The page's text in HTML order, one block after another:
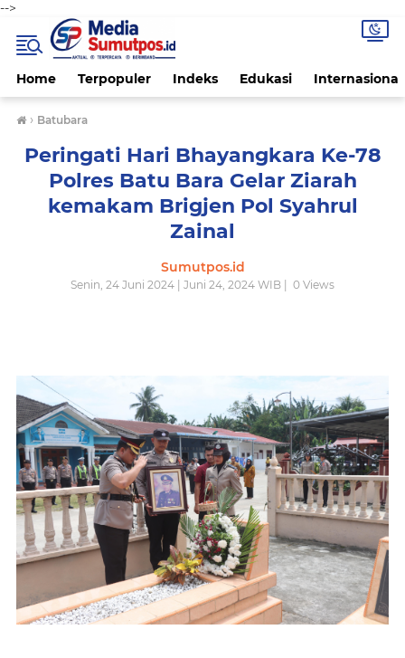
-->
Home Terpopuler Indeks Edukasi Internasional
› Batubara
Peringati Hari Bhayangkara Ke-78
Polres Batu Bara Gelar Ziarah
kemakam Brigjen Pol Syahrul
Zainal
Sumutpos.id
Senin, 24 Juni 2024 | Juni 24, 2024 WIB | 0 Views